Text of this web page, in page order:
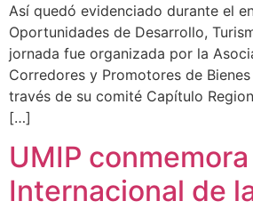
Así quedó evidenciado durante el
Oportunidades de Desarrollo,
jornada fue organizada por la
Corredores y Promotores de Bienes
través de su comité Capítulo
[…]
UMIP
Internacional de